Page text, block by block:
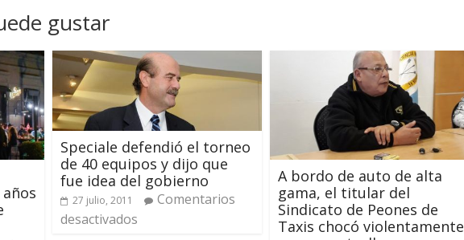
gustar
Speciale defendió el torneo
de 40 equipos y dijo que
fue idea del gobierno
27 julio, 2011
Comentarios
desactivados
A bordo de auto de alta
gama, el titular del
Sindicato de Peones de
Taxis chocó violentamente